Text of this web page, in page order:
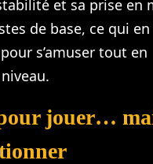
et sa prise en
de base, ce qui
s’amuser tout en
jouer…